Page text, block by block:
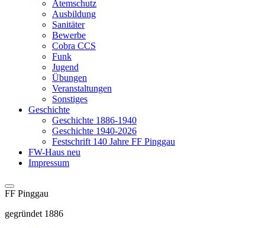
Atemschutz
Ausbildung
Sanitäter
Bewerbe
Cobra CCS
Funk
Jugend
Übungen
Veranstaltungen
Sonstiges
Geschichte
Geschichte 1886-1940
Geschichte 1940-2026
Festschrift 140 Jahre FF Pinggau
FW-Haus neu
Impressum
FF Pinggau
gegründet 1886